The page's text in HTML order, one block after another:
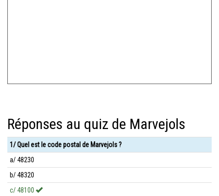
Réponses au quiz de Marvejols
1/ Quel est le code postal de Marvejols ?
a/ 48230
b/ 48320
c/ 48100